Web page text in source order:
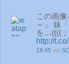
この画
～」 妹
を…((((；
http://
18:45 via